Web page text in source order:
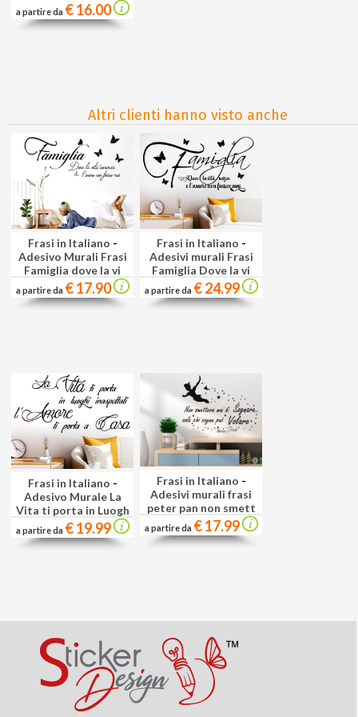
a partire da € 16.00
Altri clienti hanno visto anche
Frasi in Italiano -
Adesivo Murali Frasi
Famiglia dove la vi
a partire da € 17.90
Frasi in Italiano -
Adesivi murali Frasi
Famiglia Dove la vi
a partire da € 24.99
Frasi in Italiano -
Adesivo Murale La
Vita ti porta in Luogh
a partire da € 19.99
Frasi in Italiano -
Adesivi murali frasi
peter pan non smett
a partire da € 17.99